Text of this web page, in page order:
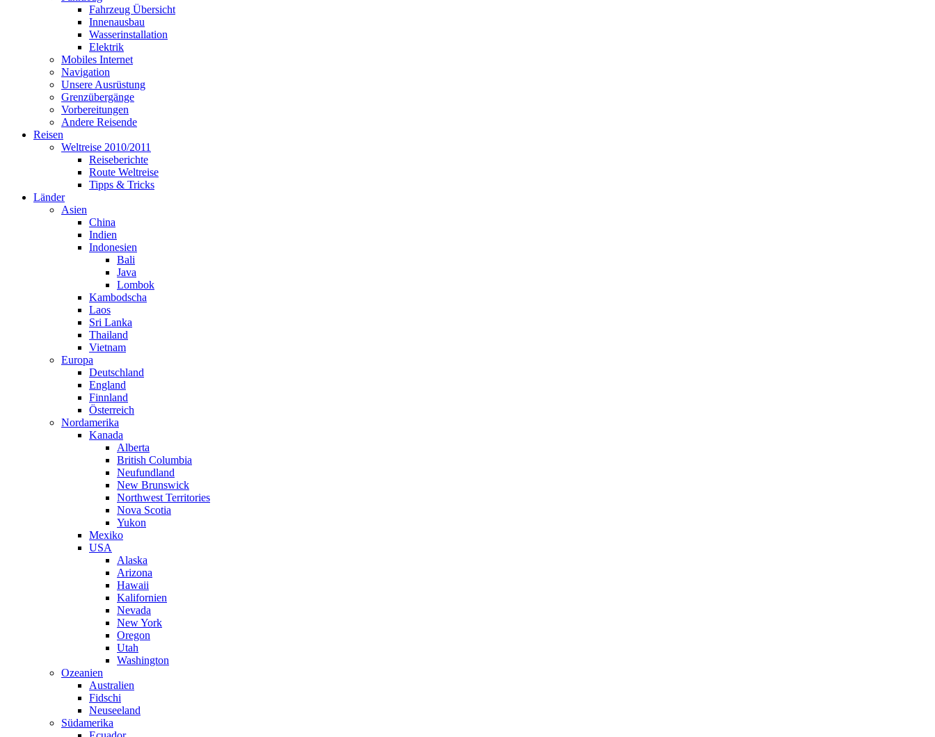
Fahrzeug Übersicht
Innenausbau
Wasserinstallation
Elektrik
Mobiles Internet
Navigation
Unsere Ausrüstung
Grenzübergänge
Vorbereitungen
Andere Reisende
Reisen
Weltreise 2010/2011
Reiseberichte
Route Weltreise
Tipps & Tricks
Länder
Asien
China
Indien
Indonesien
Bali
Java
Lombok
Kambodscha
Laos
Sri Lanka
Thailand
Vietnam
Europa
Deutschland
England
Finnland
Österreich
Nordamerika
Kanada
Alberta
British Columbia
Neufundland
New Brunswick
Northwest Territories
Nova Scotia
Yukon
Mexiko
USA
Alaska
Arizona
Hawaii
Kalifornien
Nevada
New York
Oregon
Utah
Washington
Ozeanien
Australien
Fidschi
Neuseeland
Südamerika